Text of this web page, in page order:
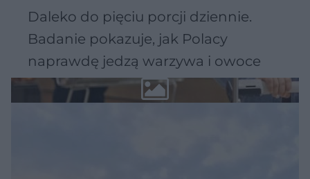
Daleko do pięciu porcji dziennie.
Badanie pokazuje, jak Polacy
naprawdę jedzą warzywa i owoce